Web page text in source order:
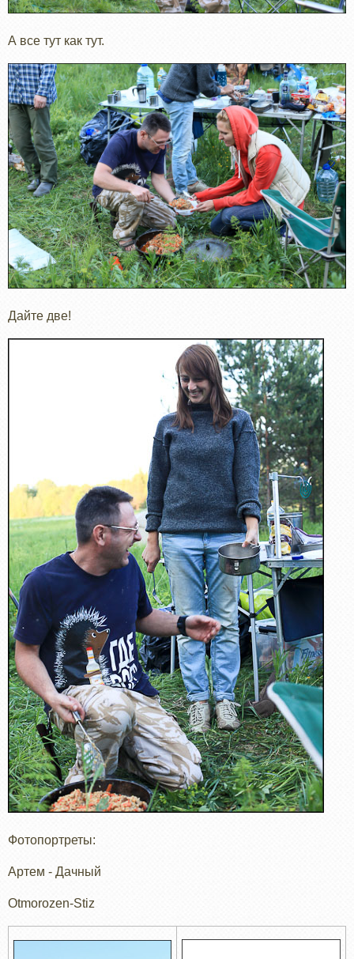
А все тут как тут.
Дайте две!
Фотопортреты:
Артем - Дачный
Otmorozen-Stiz